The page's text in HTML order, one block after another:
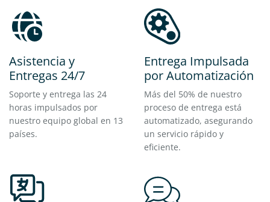
Asistencia y
Entregas 24/7
Soporte y entrega las 24
horas impulsados por
nuestro equipo global en 13
países.
Entrega Impulsada
por Automatización
Más del 50% de nuestro
proceso de entrega está
automatizado, asegurando
un servicio rápido y
eficiente.